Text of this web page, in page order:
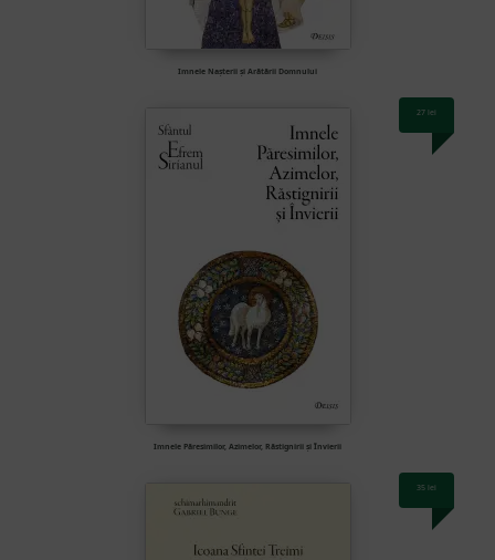
Imnele Nașterii și Arătării Domnului
Imnele Păresimilor, Azimelor, Răstignirii și Învierii
27lei
35lei